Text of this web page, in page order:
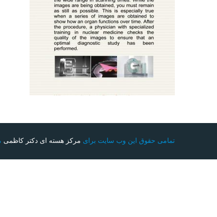
تمامی حقوق این وب سایت برای مرکز هسته ای دکتر کاظمی